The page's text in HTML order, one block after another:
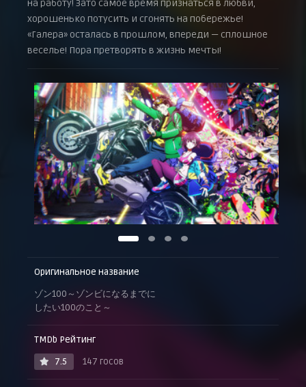
на работу! Зато самое время признаться в любви,
хорошенько потусить и сгонять на побережье!
«Галера» осталась в прошлом, впереди — сплошное
веселье! Пора претворять в жизнь мечты!
Оригинальное название
ゾン100～ゾンビになるまでに
したい100のこと～
TMDb Рейтинг
7.5
147 госов